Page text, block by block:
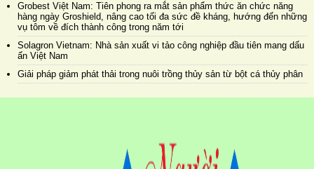
Grobest Việt Nam: Tiên phong ra mắt sản phẩm thức ăn chức năng
hàng ngày Groshield, nâng cao tối đa sức đề kháng, hướng đến những
vụ tôm về đích thành công trong năm tới
Solagron Vietnam: Nhà sản xuất vi tảo công nghiệp đầu tiên mang dấu
ấn Việt Nam
Giải pháp giảm phát thải trong nuôi trồng thủy sản từ bột cá thủy phân